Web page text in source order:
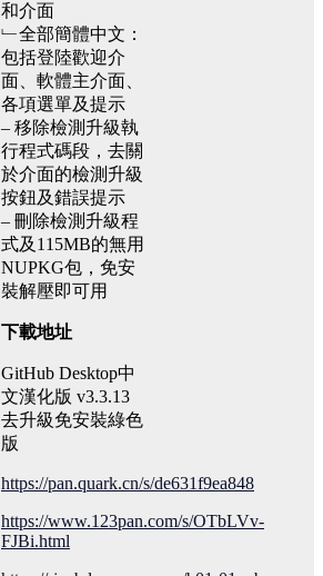
和介面
﹂全部簡體中文：
包括登陸歡迎介
面、軟體主介面、
各項選單及提示
– 移除檢測升級執
行程式碼段，去關
於介面的檢測升級
按鈕及錯誤提示
– 刪除檢測升級程
式及115MB的無用
NUPKG包，免安
裝解壓即可用
下載地址
GitHub Desktop中
文漢化版 v3.3.13
去升級免安裝綠色
版
https://pan.quark.cn/s/de631f9ea848
https://www.123pan.com/s/OTbLVv-
FJBi.html